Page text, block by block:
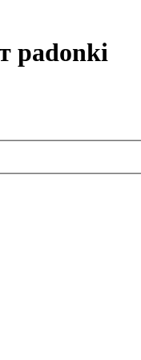
padonki